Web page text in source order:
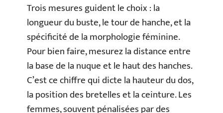
Trois mesures guident le choix : la
longueur du buste, le tour de hanche, et la
spécificité de la morphologie féminine.
Pour bien faire, mesurez la distance entre
la base de la nuque et le haut des hanches.
C’est ce chiffre qui dicte la hauteur du dos,
la position des bretelles et la ceinture. Les
femmes, souvent pénalisées par des